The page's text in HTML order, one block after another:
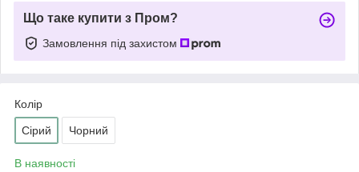
Що таке купити з Пром?
Замовлення під захистом
Колір
Сірий Чорний
В наявності